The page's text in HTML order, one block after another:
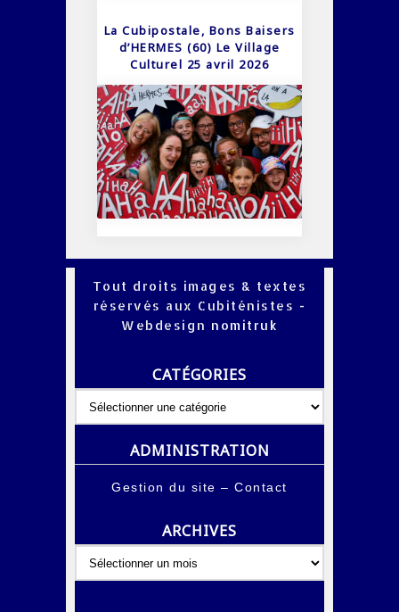
La Cubipostale, Bons Baisers
d’HERMES (60) Le Village
Culturel 25 avril 2026
Tout droits images & textes
réservés aux Cubiténistes -
Webdesign nomitruk
CATÉGORIES
ADMINISTRATION
Gestion du site –Contact
ARCHIVES